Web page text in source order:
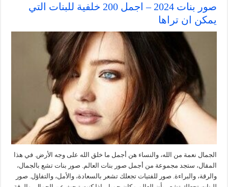
صور بنات 2024 – اجمل 200 خلفية للبنات التي
يمكن ان تراها
الجمال نعمة من الله، والنساء هن أجمل ما خلق الله على وجه الأرض. في هذا
المقال، ستجد مجموعة من أجمل صور بنات العالم. صور بنات تشع بالجمال،
والرقة، والبراءة. صور للفتيات تجعلك تشعر بالسعادة، والأمل، والتفاؤل. صور